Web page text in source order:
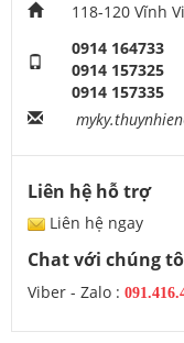
118-120 Vĩnh
0914 164733
0914 157325
0914 157335
Liên hệ hỗ trợ
Liên hệ ngay
Chat với chúng
Viber - Zalo :